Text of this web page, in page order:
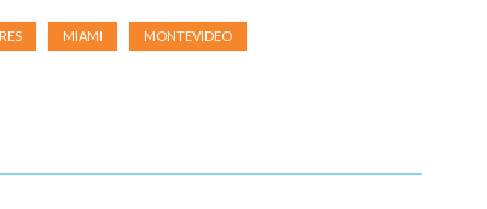
MIAMI MONTEVIDEO